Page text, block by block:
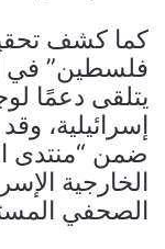
كما كشف
يتلقى دعمًا
إسرائيلية،
ضمن “منتدى
الخارجية
الصحفي